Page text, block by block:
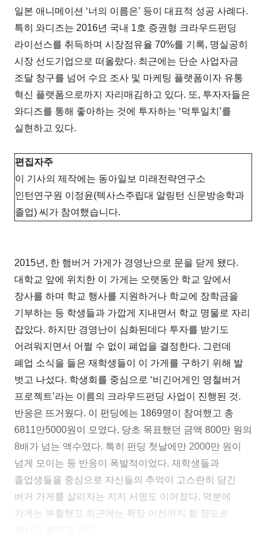
일본 애니메이션 ‘너의 이름은’ 등이 대표적 성공 사례다.
특히 와디즈는 2016년 국내 1호 증권형 크라우드펀딩
라이선스를 취득하며 시장점유율 70%를 기록, 명실공히
시장 선도기업으로 떠올랐다. 최근에는 단순 사업자금
조달 창구를 넘어 수요 조사 및 마케팅 플랫폼이자 유통
혁신 플랫폼으로까지 자리매김하고 있다. 또, 투자자들은
와디즈를 통해 좋아하는 것에 투자하는 ‘덕투일치’를
실현하고 있다.
편집자주
이 기사의 제작에는 동아일보 미래전략연구소
인턴연구원 이정윤(텍사스주립대 알링턴 신문방송학과
졸업) 씨가 참여했습니다.
2015년, 한 햄버거 가게가 경영난으로 문을 닫게 됐다.
대학교 앞에 위치한 이 가게는 오랫동안 학교 앞에서
장사를 하며 학교 행사를 지원하거나 학교에 장학금을
기부하는 등 학생들과 가깝게 지내면서 학교 명물로 자리
잡았다. 하지만 경영난이 심화된데다 투자를 받기도
어려워지면서 어쩔 수 없이 폐업을 결정한다. 그런데
폐업 소식을 들은 재학생들이 이 가게를 구하기 위해 발
벗고 나섰다. 학생회를 중심으로 ‘비긴어게인 영철버거
프로젝트’라는 이름의 크라우드펀딩 사업이 진행된 것.
반응은 뜨거웠다. 이 펀딩에는 1869명이 참여했고 총
6811만5000원이 모였다. 당초 목표했던 금액 800만 원의
8배가 넘는 액수였다. 특히 펀딩 첫날에만 2000만 원이
넘게 모이는 등 반응이 폭발적이었다. 재학생들과
졸업생들을 중심으로 자신들의 추억이 고스란히 담긴
버거 가게를 살리자는 지지 서명도 이어졌다. 덕분에
가게는 부활했고 최근에는 확장 이전까지 할 정도로